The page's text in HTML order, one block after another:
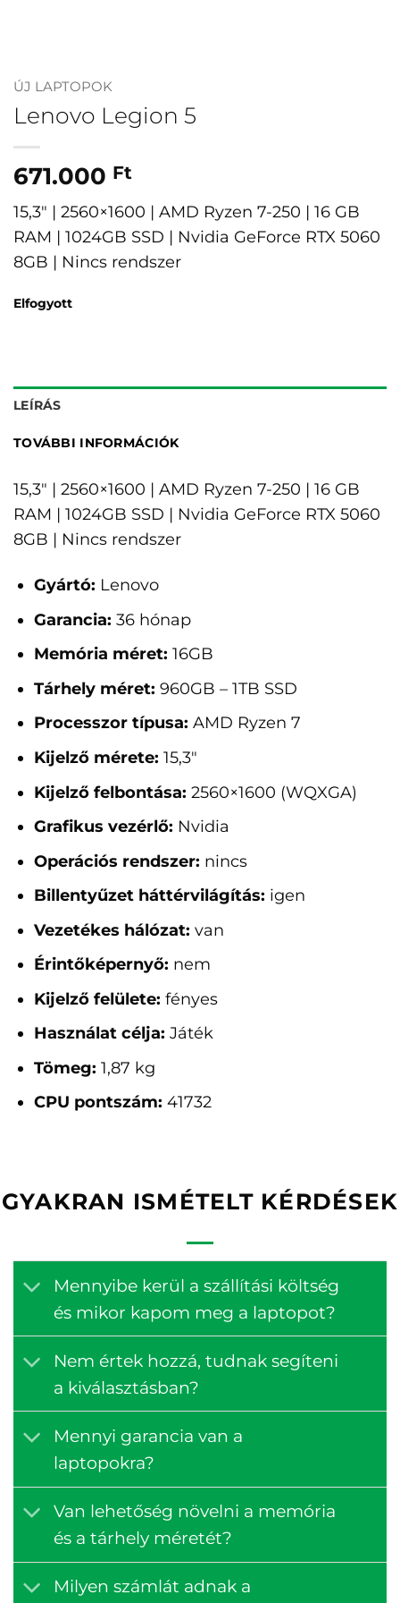
ÚJ LAPTOPOK
Lenovo Legion 5
671.000 Ft
15,3″ | 2560×1600 | AMD Ryzen 7-250 | 16 GB
RAM | 1024GB SSD | Nvidia GeForce RTX 5060
8GB | Nincs rendszer
Elfogyott
LEÍRÁS
TOVÁBBI INFORMÁCIÓK
15,3" | 2560×1600 | AMD Ryzen 7-250 | 16 GB
RAM | 1024GB SSD | Nvidia GeForce RTX 5060
8GB | Nincs rendszer
Gyártó: Lenovo
Garancia: 36 hónap
Memória méret: 16GB
Tárhely méret: 960GB – 1TB SSD
Processzor típusa: AMD Ryzen 7
Kijelző mérete: 15,3"
Kijelző felbontása: 2560×1600 (WQXGA)
Grafikus vezérlő: Nvidia
Operációs rendszer: nincs
Billentyűzet háttérvilágítás: igen
Vezetékes hálózat: van
Érintőképernyő: nem
Kijelző felülete: fényes
Használat célja: Játék
Tömeg: 1,87 kg
CPU pontszám: 41732
GYAKRAN ISMÉTELT KÉRDÉSEK
Mennyibe kerül a szállítási költség
és mikor kapom meg a laptopot?
Nem értek hozzá, tudnak segíteni
a kiválasztásban?
Mennyi garancia van a
laptopokra?
Van lehetőség növelni a memória
és a tárhely méretét?
Milyen számlát adnak a